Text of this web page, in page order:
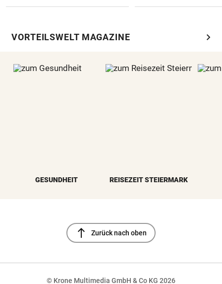
VORTEILSWELT MAGAZINE chevron_right
GESUNDHEIT REISEZEIT STEIERMARK
north Zurück nach oben
© Krone Multimedia GmbH & Co KG 2026